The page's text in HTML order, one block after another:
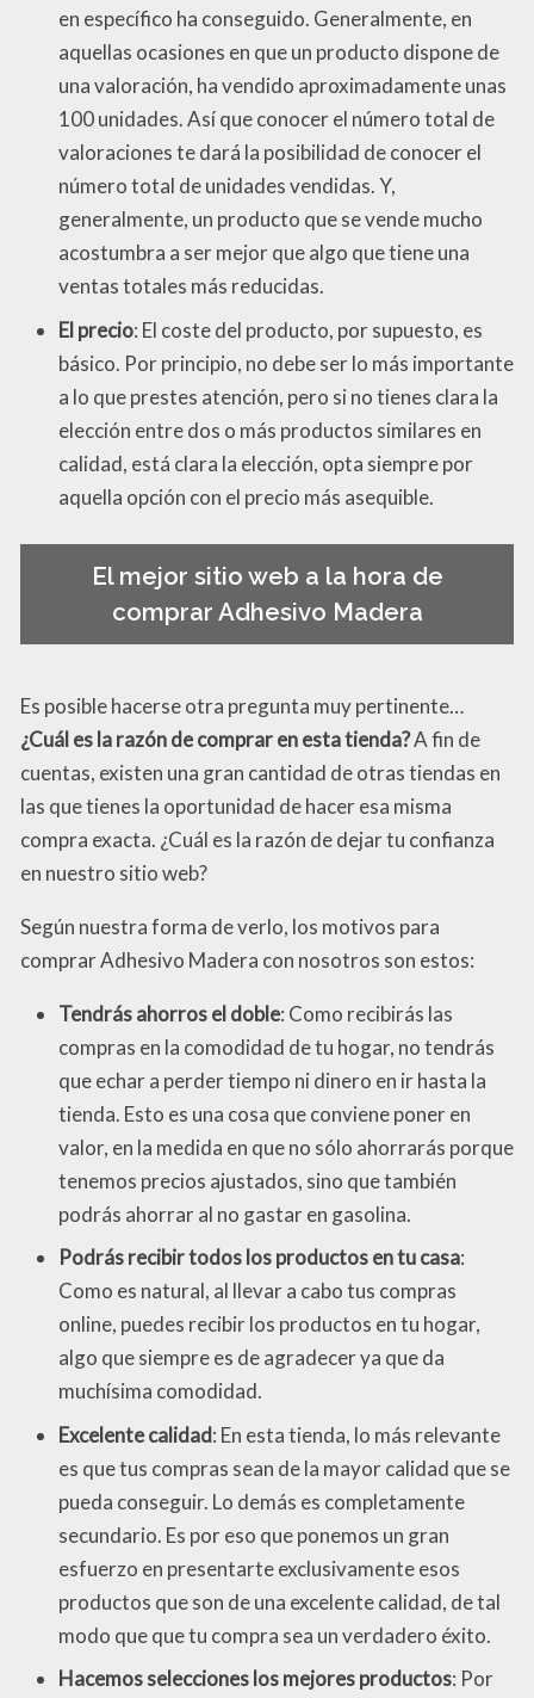
en específico ha conseguido. Generalmente, en
aquellas ocasiones en que un producto dispone de
una valoración, ha vendido aproximadamente unas
100 unidades. Así que conocer el número total de
valoraciones te dará la posibilidad de conocer el
número total de unidades vendidas. Y,
generalmente, un producto que se vende mucho
acostumbra a ser mejor que algo que tiene una
ventas totales más reducidas.
El precio: El coste del producto, por supuesto, es
básico. Por principio, no debe ser lo más importante
a lo que prestes atención, pero si no tienes clara la
elección entre dos o más productos similares en
calidad, está clara la elección, opta siempre por
aquella opción con el precio más asequible.
El mejor sitio web a la hora de
comprar Adhesivo Madera
Es posible hacerse otra pregunta muy pertinente…
¿Cuál es la razón de comprar en esta tienda?A fin de
cuentas, existen una gran cantidad de otras tiendas en
las que tienes la oportunidad de hacer esa misma
compra exacta. ¿Cuál es la razón de dejar tu confianza
en nuestro sitio web?
Según nuestra forma de verlo, los motivos para
comprar Adhesivo Madera con nosotros son estos:
Tendrás ahorros el doble: Como recibirás las
compras en la comodidad de tu hogar, no tendrás
que echar a perder tiempo ni dinero en ir hasta la
tienda. Esto es una cosa que conviene poner en
valor, en la medida en que no sólo ahorrarás porque
tenemos precios ajustados, sino que también
podrás ahorrar al no gastar en gasolina.
Podrás recibir todos los productos en tu casa:
Como es natural, al llevar a cabo tus compras
online, puedes recibir los productos en tu hogar,
algo que siempre es de agradecer ya que da
muchísima comodidad.
Excelente calidad: En esta tienda, lo más relevante
es que tus compras sean de la mayor calidad que se
pueda conseguir. Lo demás es completamente
secundario. Es por eso que ponemos un gran
esfuerzo en presentarte exclusivamente esos
productos que son de una excelente calidad, de tal
modo que que tu compra sea un verdadero éxito.
Hacemos selecciones los mejores productos: Por